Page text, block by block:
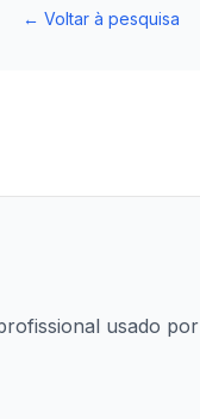
← Voltar à pesquisa
usado por